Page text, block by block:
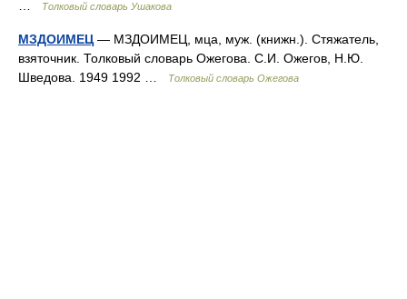
Толковый словарь Ушакова
МЗДОИМЕЦ — МЗДОИМЕЦ, мца, муж. (книжн.). Стяжатель,
взяточник. Толковый словарь Ожегова. С.И. Ожегов, Н.Ю.
Шведова. 1949 1992 …
Толковый словарь Ожегова